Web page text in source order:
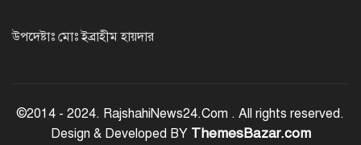
উপদেষ্টাঃ মোঃ ইব্রাহীম হায়দার
©2014 - 2024. RajshahiNews24.Com . All rights reserved.
Design & Developed BY ThemesBazar.com